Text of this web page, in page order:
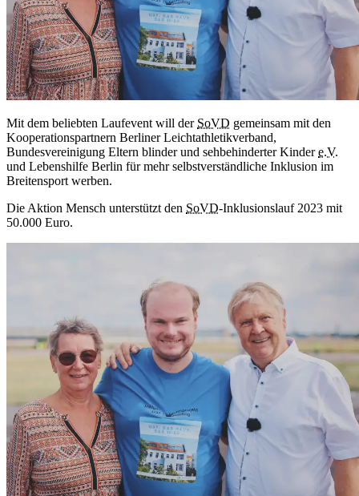
Mit dem beliebten Laufevent will der SoVD gemeinsam mit den
Kooperationspartnern Berliner Leichtathletikverband,
Bundesvereinigung Eltern blinder und sehbehinderter Kindere.V.
und Lebenshilfe Berlin für mehr selbstverständliche Inklusion im
Breitensport werben.
Die Aktion Mensch unterstützt den SoVD-Inklusionslauf 2023 mit
50.000 Euro.